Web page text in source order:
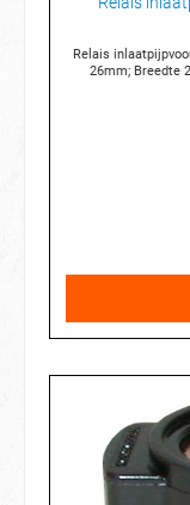
Relais
26mm; Breedte